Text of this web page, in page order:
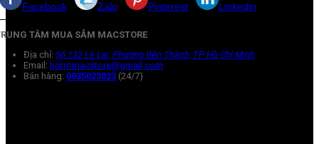
Facebook Zalo Pinterest Linkedin
TÂM MUA SẮM MACSTORE
Địa chỉ: Số 132 Lê Lai, Phường Bến Thành, TP Hồ Chí Minh
Email: hotromacstore@gmail.com
Bán hàng: 0935023023 (24/7)